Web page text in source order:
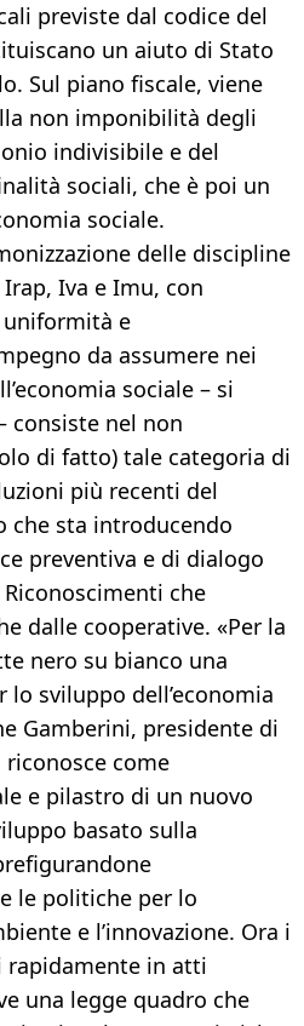
previste dal codice del
un aiuto di Stato
Sul piano fiscale, viene
non imponibilità degli
indivisibile e del
sociali, che è poi un
sociale.
delle discipline
Iva e Imu, con
uniformità e
da assumere nei
sociale – si
consiste nel non
di fatto) tale categoria di
più recenti del
che sta introducendo
preventiva e di dialogo
che
dalle cooperative. «Per la
nero su bianco una
sviluppo dell’economia
Gamberini, presidente di
riconosce come
e pilastro di un nuovo
basato sulla
le politiche per lo
e l’innovazione. Ora i
in atti
una legge quadro che